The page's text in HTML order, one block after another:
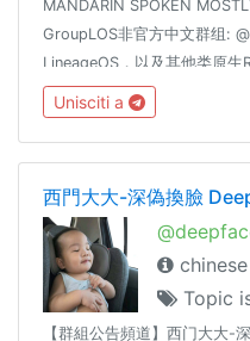
MANDARIN SPOKEN
GroupLOS非官方中文群组:
LineageOS，以及其他类原
吹国内深度定制的 安卓 ROM
治，色情，情色话题！不要试
Unisciti a
西門大大-深偽換臉
chinese
Topic
【群組公告頻道】西门大大-